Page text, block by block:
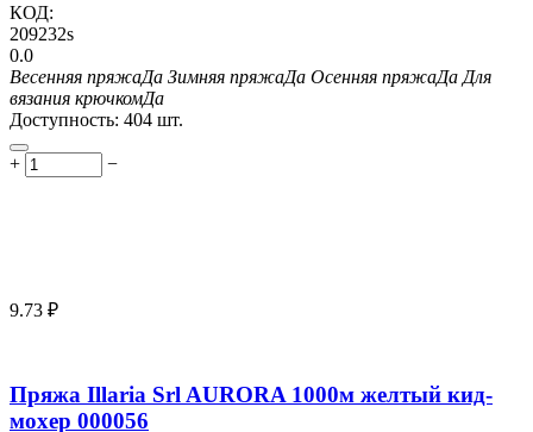
КОД:
209232s
0.0
Весенняя пряжаДа Зимняя пряжаДа Осенняя пряжаДа Для
вязания крючкомДа
Доступность: 404 шт.
+ −
9.73 ₽
Пряжа Illaria Srl AURORA 1000м желтый кид-
мохер 000056